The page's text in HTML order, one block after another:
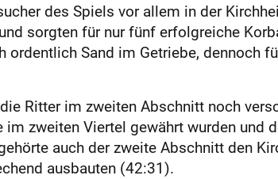
des Spiels vor allem in der
sorgten für nur fünf erfolgreiche
Sand im Getriebe, dennoch
Ritter im zweiten Abschnitt noch
zweiten Viertel gewährt wurden und
auch der zweite Abschnitt den
ausbauten (42:31).